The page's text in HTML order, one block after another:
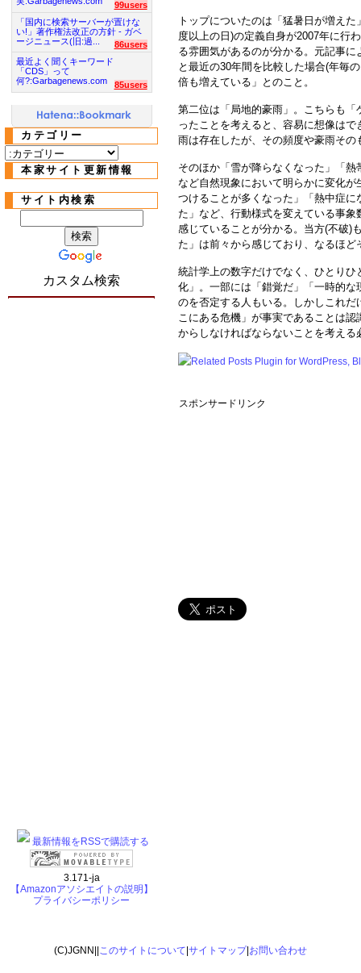
トップについたのは「猛暑日が増え
度以上の日)の定義自身が2007年に行
る雰囲気があるのが分かる。元記事
と最近の30年間を比較した場合(年毎
倍も増えている」とのこと。
第二位は「局地的豪雨」。こちらも
ったことを考えると、容易に想像は
雨は存在したが、その頻度や豪雨そ
そのほか「雪が降らなくなった」「
など自然現象において明らかに変化
つけることが多くなった」「熱中症
た」など、行動様式を変えている事
感じていることが分かる。当方(不破)
た」は前々から感じており、なるほど
統計学上の数字だけでなく、ひとり
化」。一部には「錯覚だ」「一時的
のを否定する人もいる。しかしこれ
こにある危機」が事実であることは
からしなければならないことを考える
スポンサードリンク
99users
「国内に検索サーバーが置けな
い!」著作権法改正の方針 - ガベ
ージニュース(旧:過...
86users
最近よく聞くキーワード
「CDS」って
何?:Garbagenews.com
85users
カテゴリー
本家サイト更新情報
サイト内検索
カスタム検索
最新情報をRSSで購読する
3.171-ja
【Amazonアソシエイトの説明】
プライバシーポリシー
(C)JGNN|| このサイトについて サイトマップ| お問い合わせ